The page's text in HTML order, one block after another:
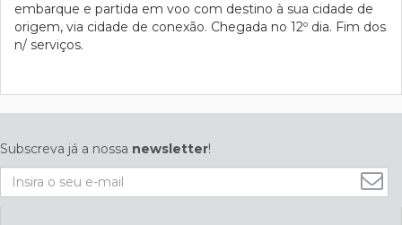
embarque e partida em voo com destino à sua cidade de
origem, via cidade de conexão. Chegada no 12º dia. Fim dos
n/ serviços.
Subscreva já a nossa newsletter!